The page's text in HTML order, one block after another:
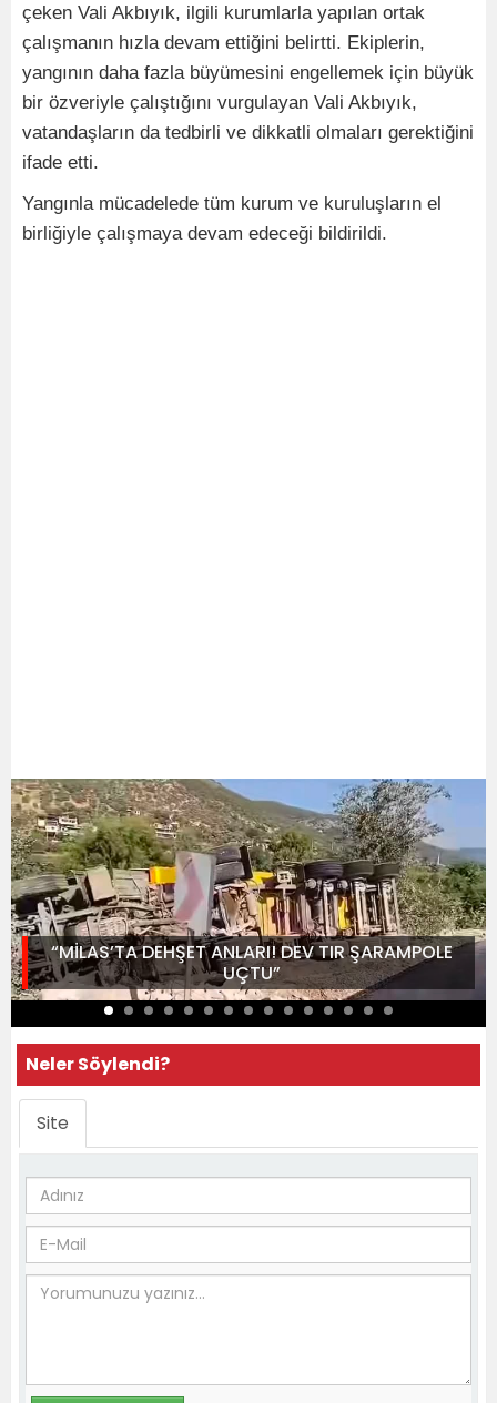
çeken Vali Akbıyık, ilgili kurumlarla yapılan ortak
çalışmanın hızla devam ettiğini belirtti. Ekiplerin,
yangının daha fazla büyümesini engellemek için büyük
bir özveriyle çalıştığını vurgulayan Vali Akbıyık,
vatandaşların da tedbirli ve dikkatli olmaları gerektiğini
ifade etti.
Yangınla mücadelede tüm kurum ve kuruluşların el
birliğiyle çalışmaya devam edeceği bildirildi.
“MİLAS’TA DEHŞET ANLARI! DEV TIR ŞARAMPOLE
UÇTU”
Neler Söylendi?
Site